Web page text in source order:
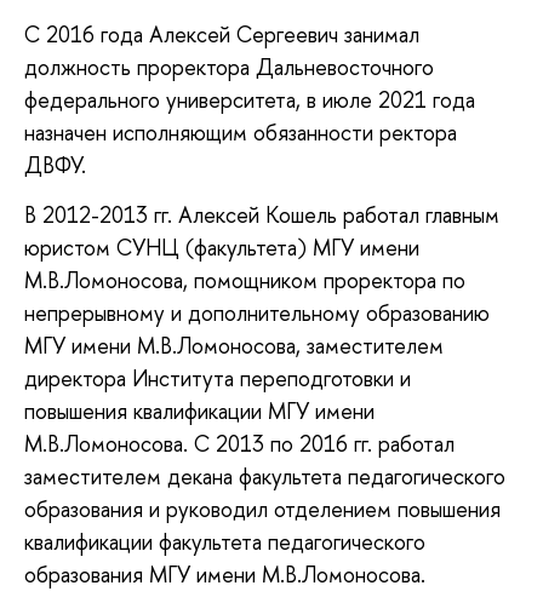
С 2016 года Алексей Сергеевич занимал
должность проректора Дальневосточного
федерального университета, в июле 2021 года
назначен исполняющим обязанности ректора
ДВФУ.
В 2012-2013 гг. Алексей Кошель работал главным
юристом СУНЦ (факультета) МГУ имени
М.В.Ломоносова, помощником проректора по
непрерывному и дополнительному образованию
МГУ имени М.В.Ломоносова, заместителем
директора Института переподготовки и
повышения квалификации МГУ имени
М.В.Ломоносова. С 2013 по 2016 гг. работал
заместителем декана факультета педагогического
образования и руководил отделением повышения
квалификации факультета педагогического
образования МГУ имени М.В.Ломоносова.